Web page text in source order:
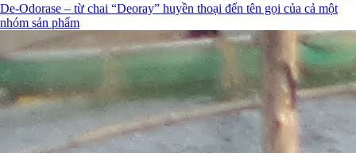
De-Odorase – từ chai “Deoray” huyền thoại đến tên gọi của cả một
nhóm sản phẩm